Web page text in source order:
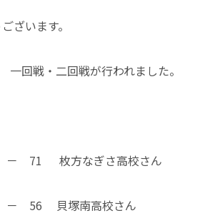
ざいます。
戦・二回戦が行われました。
－ 71 枚方なぎさ高校さん
－ 56 貝塚南高校さん